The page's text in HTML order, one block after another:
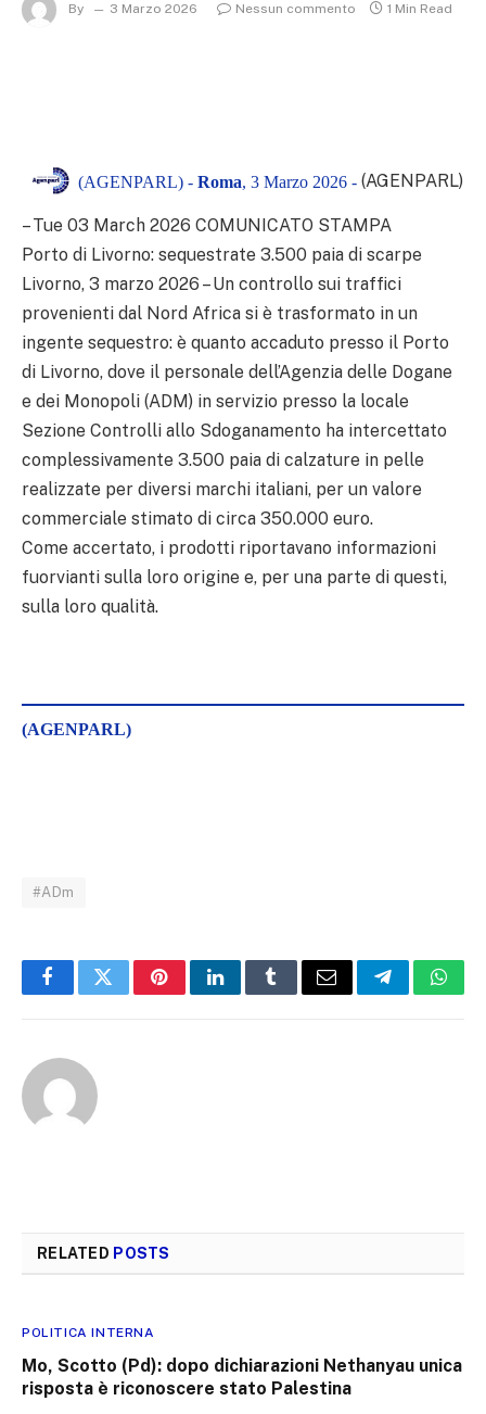
By 3 Marzo 2026 Nessun commento 1 Min Read
(AGENPARL) - Roma, 3 Marzo 2026 - (AGENPARL)
– Tue 03 March 2026 COMUNICATO STAMPA
Porto di Livorno: sequestrate 3.500 paia di scarpe
Livorno, 3 marzo 2026 – Un controllo sui traffici
provenienti dal Nord Africa si è trasformato in un
ingente sequestro: è quanto accaduto presso il Porto
di Livorno, dove il personale dell’Agenzia delle Dogane
e dei Monopoli (ADM) in servizio presso la locale
Sezione Controlli allo Sdoganamento ha intercettato
complessivamente 3.500 paia di calzature in pelle
realizzate per diversi marchi italiani, per un valore
commerciale stimato di circa 350.000 euro.
Come accertato, i prodotti riportavano informazioni
fuorvianti sulla loro origine e, per una parte di questi,
sulla loro qualità.
(AGENPARL)
#ADm
FacebookTwitterPinterestLinkedInTumblrEmail Telegram
RELATED POSTS
POLITICA INTERNA
Mo, Scotto (Pd): dopo dichiarazioni Nethanyau unica
risposta è riconoscere stato Palestina